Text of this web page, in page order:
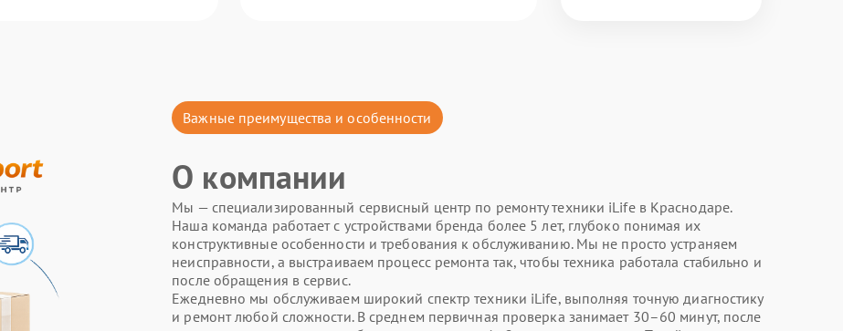
Важные преимущества и особенности
О компании
Мы — специализированный сервисный центр по ремонту техники iLife в Краснодаре.
Наша команда работает с устройствами бренда более 5 лет, глубоко понимая их
конструктивные особенности и требования к обслуживанию. Мы не просто устраняем
неисправности, а выстраиваем процесс ремонта так, чтобы техника работала стабильно и
после обращения в сервис.
Ежедневно мы обслуживаем широкий спектр техники iLife, выполняя точную диагностику
и ремонт любой сложности. В среднем первичная проверка занимает 30–60 минут, после